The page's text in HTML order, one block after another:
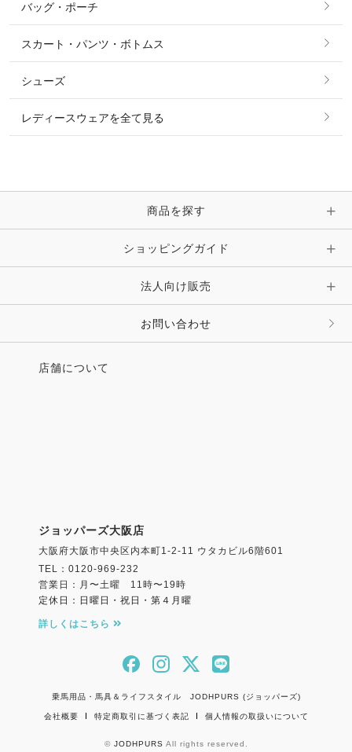
シャツ・ブラウス・ワンピース
ソックス
ベルト
時計・財布・キーケース・革小物
キーホルダー・チャーム・ストラップ
その他 ファッション雑貨
すべてのアクセサリー
リング
ピアス・イヤリング
ピン・ブローチ・コサージュ
その他 アクセサリー
バッグ・ポーチ
スカート・パンツ・ボトムス
シューズ
レディースウェアを全て見る
商品を探す
ショッピングガイド
法人向け販売
お問い合わせ
店舗について
ジョッパーズ大阪店
大阪府大阪市中央区内本町1-2-11 ウタカビル6階601
TEL：0120-969-232
営業日：月〜土曜 11時〜19時
定休日：日曜日・祝日・第４月曜
詳しくはこちら
乗馬用品・馬具＆ライフスタイル JODHPURS (ジョッパーズ)
会社概要 特定商取引に基づく表記 個人情報の取扱いについて
© JODHPURS All rights reserved.